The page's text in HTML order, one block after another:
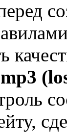
mp3